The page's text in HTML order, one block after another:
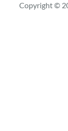
Copyright ©